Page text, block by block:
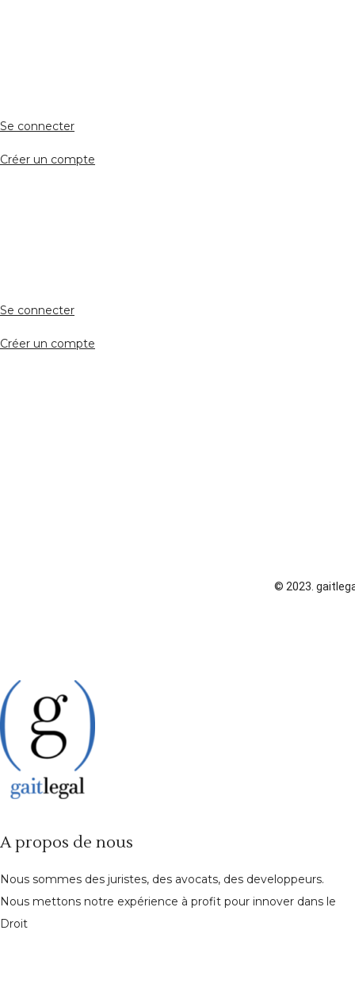
Se connecter
Créer un compte
Se connecter
Créer un compte
© 2023.
A propos de nous
Nous sommes des juristes, des avocats, des developpeurs.
Nous mettons notre expérience à profit pour innover dans le
Droit